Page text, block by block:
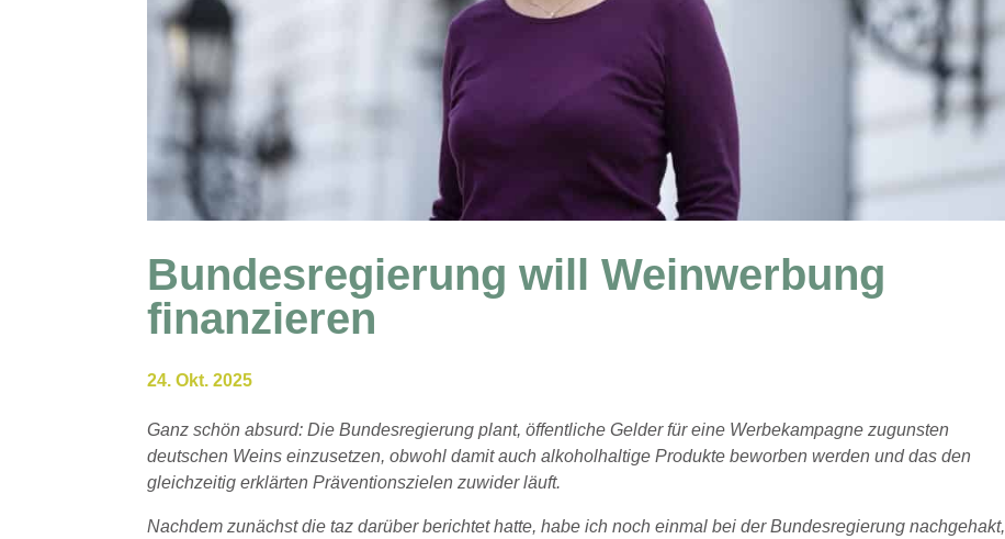
Bundesregierung will Weinwerbung
finanzieren
24. Okt. 2025
Ganz schön absurd: Die Bundesregierung plant, öffentliche Gelder für eine Werbekampagne zugunsten
deutschen Weins einzusetzen, obwohl damit auch alkoholhaltige Produkte beworben werden und das den
gleichzeitig erklärten Präventionszielen zuwider läuft.
Nachdem zunächst die taz darüber berichtet hatte, habe ich noch einmal bei der Bundesregierung nachgehakt,